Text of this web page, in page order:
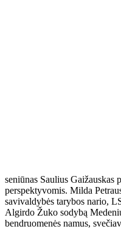
seniūnas Saulius Gaižauskas
perspektyvomis. Milda
savivaldybės tarybos nario,
Algirdo Žuko sodybą
bendruomenės namus,